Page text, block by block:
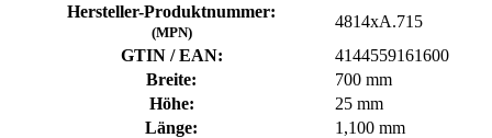
Hersteller-Produktnummer:
(MPN)
4814xA.715
GTIN / EAN:
4144559161600
Breite:
700 mm
Höhe:
25 mm
Länge:
1,100 mm